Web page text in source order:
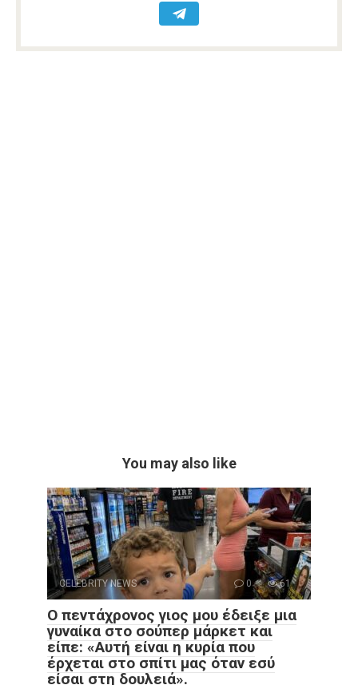
You may also like
CELEBRITY NEWS 0 61
Ο πεντάχρονος γιος μου έδειξε μια
γυναίκα στο σούπερ μάρκετ και
είπε: «Αυτή είναι η κυρία που
έρχεται στο σπίτι μας όταν εσύ
είσαι στη δουλειά».